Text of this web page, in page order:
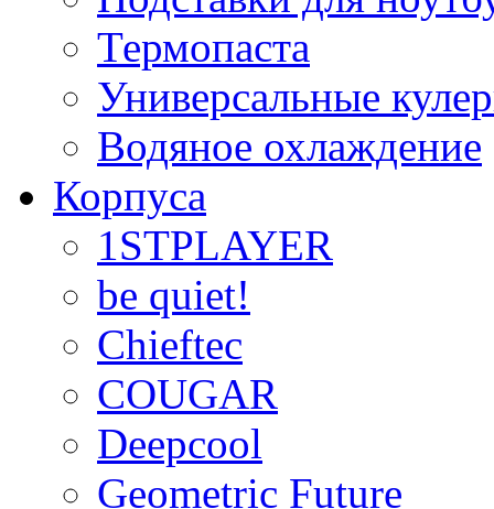
Термопаста
Универсальные
Водяное охлаждение
Корпуса
1STPLAYER
be quiet!
Chieftec
COUGAR
Deepcool
Geometric Future